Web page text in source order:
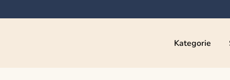
Kategorie